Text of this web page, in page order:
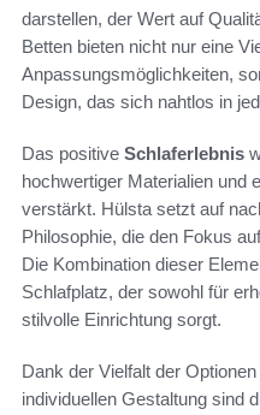
darstellen, der Wert auf
Betten bieten nicht nur eine
Anpassungsmöglichkeiten,
Design, das sich nahtlos in
Das positive Schlaferlebnis
hochwertiger Materialien und
verstärkt. Hülsta setzt auf
Philosophie, die den Fokus
Die Kombination dieser
Schlafplatz, der sowohl für
stilvolle Einrichtung sorgt.
Dank der Vielfalt der
individuellen Gestaltung sind